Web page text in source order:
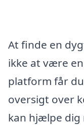
At finde en
ikke at være
platform får
oversigt over
kan hjælpe dig